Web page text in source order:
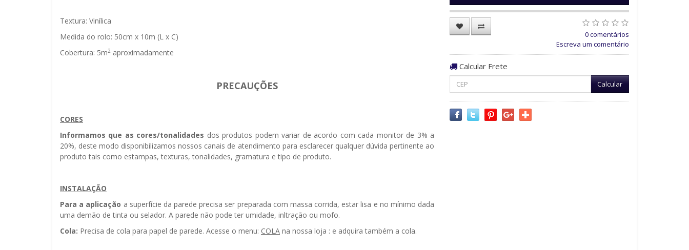
0 comentários
Escreva um comentário
Calcular Frete
Calcular
Textura: Vinílica
Medida do rolo: 50cm x 10m (L x C)
Cobertura: 5m2 aproximadamente
PRECAUÇÕES
CORES
Informamos que as cores/tonalidades dos produtos podem variar de acordo com cada monitor de 3% a
20%, deste modo disponibilizamos nossos canais de atendimento para esclarecer qualquer dúvida pertinente ao
produto tais como estampas, texturas, tonalidades, gramatura e tipo de produto.
INSTALAÇÃO
Para a aplicação a superfície da parede precisa ser preparada com massa corrida, estar lisa e no mínimo dada
uma demão de tinta ou selador. A parede não pode ter umidade, infiltração ou mofo.
Cola: Precisa de cola para papel de parede. Acesse o menu: COLA na nossa loja : e adquira também a cola.